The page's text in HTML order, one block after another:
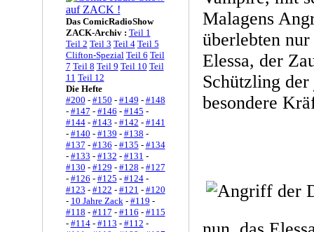
Das ComicRadioShow
ZACK-Archiv : Teil 1
Teil 2 Teil 3 Teil 4 Teil 5
Clifton-Spezial Teil 6 Teil
7 Teil 8 Teil 9 Teil 10 Teil
11 Teil 12
Die Hefte
#200 - #150 - #149 - #148
- #147 - #146 - #145 -
#144- #143 - #142 - #141
- #140 - #139 - #138 -
#137 - #136 - #135 - #134
- #133 - #132 - #131 -
#130 - #129 - #128 - #127
- #126 - #125 - #124-
#123 - #122 - #121 - #120
- 10 Jahre Zack- #119 -
#118 - #117 - #116 - #115
- #114- #113 - #112 -
Malagens
überlebten
Elessa, der
Schützling
besondere